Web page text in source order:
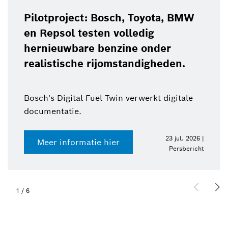
Pilotproject: Bosch, Toyota, BMW
en Repsol testen volledig
hernieuwbare benzine onder
realistische rijomstandigheden.
Bosch's Digital Fuel Twin verwerkt digitale
documentatie.
Meer informatie hier
23 jul. 2026 |
Persbericht
1 / 6